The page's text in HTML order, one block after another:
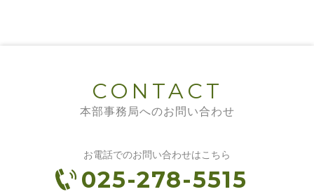
CONTACT
本部事務局へのお問い合わせ
お電話でのお問い合わせはこちら
025-278-5515